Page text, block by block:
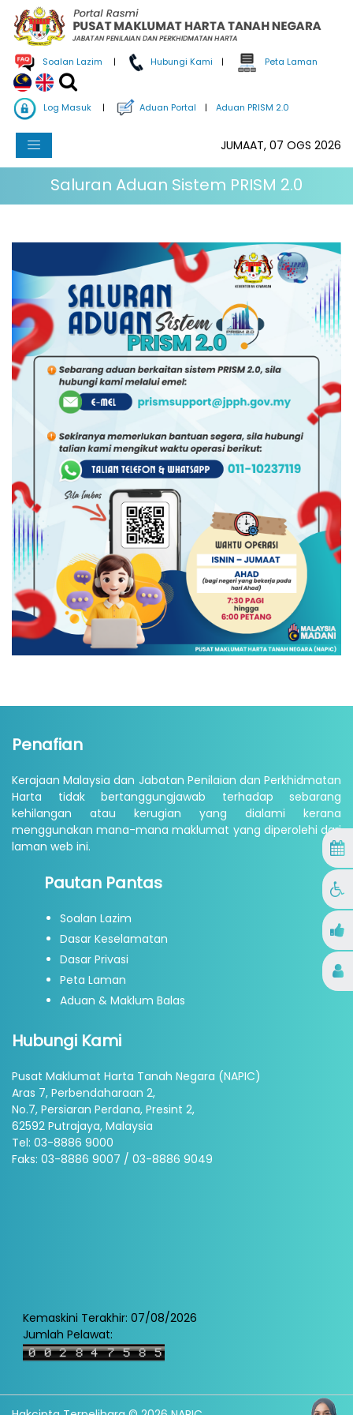
Soalan Lazim | Hubungi Kami | Peta Laman
Log Masuk | Aduan Portal | Aduan PRISM 2.0
JUMAAT, 07 OGS 2026
Saluran Aduan Sistem PRISM 2.0
Penafian
Kerajaan Malaysia dan Jabatan Penilaian dan Perkhidmatan
Harta tidak bertanggungjawab terhadap sebarang
kehilangan atau kerugian yang dialami kerana
menggunakan mana-mana maklumat yang diperolehi dari
laman web ini.
Pautan Pantas
Soalan Lazim
Dasar Keselamatan
Dasar Privasi
Peta Laman
Aduan & Maklum Balas
Hubungi Kami
Pusat Maklumat Harta Tanah Negara (NAPIC)
Aras 7, Perbendaharaan 2,
No.7, Persiaran Perdana, Presint 2,
62592 Putrajaya, Malaysia
Tel: 03-8886 9000
Faks: 03-8886 9007 / 03-8886 9049
Kemaskini Terakhir: 07/08/2026
Jumlah Pelawat: